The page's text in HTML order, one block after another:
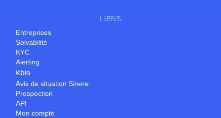
LIENS
Entreprises
Solvabilité
KYC
Alerting
Avis de situation Sirene
Prospection
API
Mon compte